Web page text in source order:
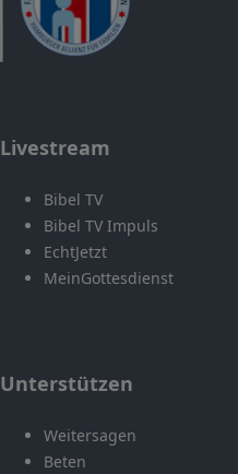
Livestream
Bibel TV
Bibel TV Impuls
EchtJetzt
MeinGottesdienst
Unterstützen
Weitersagen
Beten